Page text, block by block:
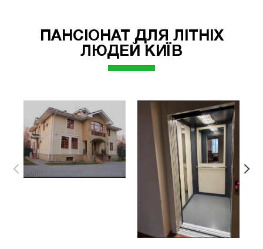
ПАНСІОНАТ ДЛЯ ЛІТНІХ
ЛЮДЕЙ КИЇВ